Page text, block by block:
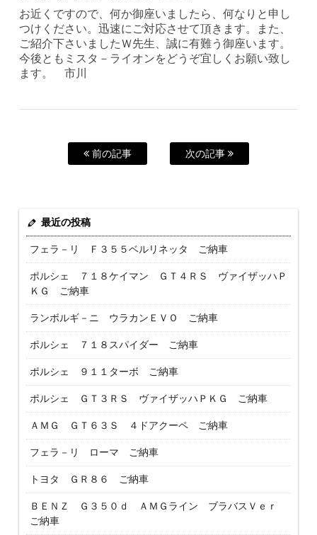
お近くですので、何か御座いましたら、何なりと申し
つけください。迅速にご対応させて頂きます。また、
ご紹介下さいましたＷ先生、誠に有難う御座います。
今後ともミスタ－ライオンをどうぞ宜しくお願い致し
ます。 市川
前の記事 次の記事
最近の投稿
フェラ－リ Ｆ３５５ベルリネッタ ご納車
ポルシェ ７１８ケイマン ＧＴ４ＲＳ ヴァイザッハＰ
ＫＧ ご納車
ランボルギ－ニ ウラカンＥＶＯ ご納車
ポルシェ ７１８スパイダー ご納車
ポルシェ ９１１ターボ ご納車
ポルシェ ＧＴ３ＲＳ ヴァイザッハＰＫＧ ご納車
ＡＭＧ ＧＴ６３Ｓ ４ドアクーペ ご納車
フェラ－リ ローマ ご納車
トヨタ ＧＲ８６ ご納車
ＢＥＮＺ Ｇ３５０ｄ ＡＭＧライン ブラバスＶｅｒ
ご納車